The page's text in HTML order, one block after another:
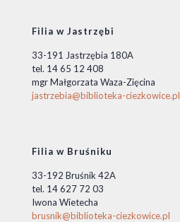
Filia w Jastrzębi
33-191 Jastrzębia 180A
tel. 14 65 12 408
mgr Małgorzata Waza-Zięcina
jastrzebia@biblioteka-ciezkowice.pl
Filia w Bruśniku
33-192 Bruśnik 42A
tel. 14 627 72 03
Iwona Wietecha
brusnik@biblioteka-ciezkowice.pl